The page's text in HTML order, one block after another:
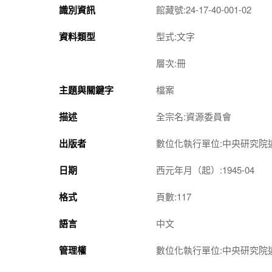
識別資訊 館藏號:24-17-40-001-02
資料類型 型式:文字
層次:冊
主題與關鍵字 檔案
描述 全宗名:資源委員會
出版者 數位化執行單位:中央研究院
日期 西元年月（起）:1945-04
格式 頁數:117
語言 中文
管理權 數位化執行單位:中央研究院